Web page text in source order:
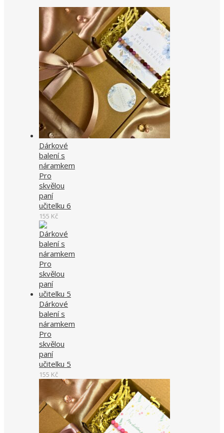
Dárkové
balení s
náramkem
Pro
skvělou
paní
učitelku 6
155 Kč
Dárkové
balení s
náramkem
Pro
skvělou
paní
učitelku 5
155 Kč